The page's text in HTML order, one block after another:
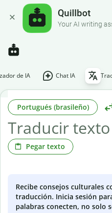
Quillbot
Your AI writing
de IA Chat IA
Portugués (brasileño)
Pegar texto
Recibe consejos culturales
traducción. Inicia sesión
palabras conecten, no solo